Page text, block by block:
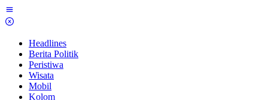
Skip
to
Headlines
Berita Politik
Peristiwa
Wisata
Mobil
Kolom